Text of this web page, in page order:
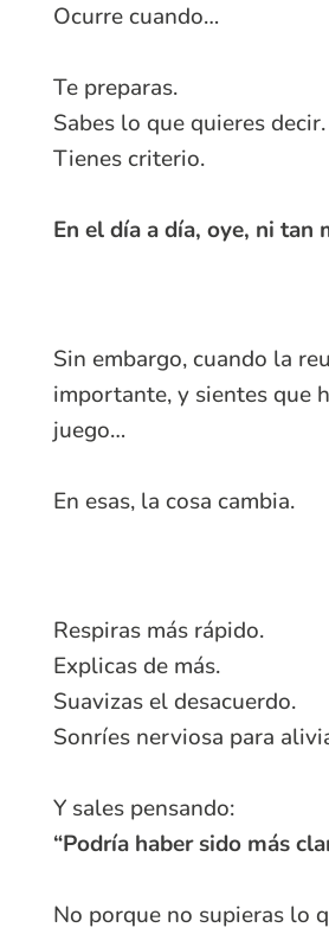
Ocurre cuando…
Te preparas.
Sabes lo que quieres decir.
Tienes criterio.
En el día a día, oye, ni tan
Sin embargo, cuando la
importante, y sientes que
juego…
En esas, la cosa cambia.
Respiras más rápido.
Explicas de más.
Suavizas el desacuerdo.
Sonríes nerviosa para
Y sales pensando:
“Podría haber sido más
No porque no supieras lo